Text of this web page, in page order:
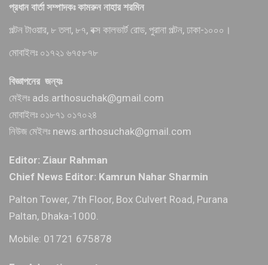
প্রধান বার্তা সম্পাদকঃ কামরুন নাহার শরমিন
পল্টন টাওয়ার, ৮ তলা, ৮৭, বক্স কালভার্ট রোড, পুরানা পল্টন, ঢাকা-১০০০।
মোবাইলঃ ০১৭২১ ৬৭৫৮৭৮
বিজ্ঞাপনের জন্যঃ
মেইলঃ ads.arthosuchak@gmail.com
মোবাইলঃ ০১৮৭১ ০১৭০২৪
নিউজ মেইলঃ news.arthosuchak@gmail.com
Editor: Ziaur Rahman
Chief News Editor: Kamrun Nahar Sharmin
Palton Tower, 7th Floor, Box Culvert Road, Purana
Paltan, Dhaka-1000.
Mobile: 01721 675878